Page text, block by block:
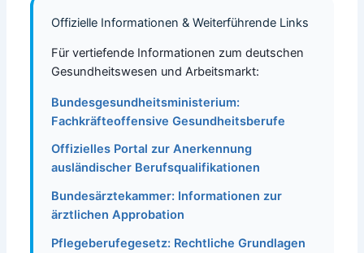
Offizielle Informationen & Weiterführende Links
Für vertiefende Informationen zum deutschen
Gesundheitswesen und Arbeitsmarkt:
Bundesgesundheitsministerium:
Fachkräfteoffensive Gesundheitsberufe
Offizielles Portal zur Anerkennung
ausländischer Berufsqualifikationen
Bundesärztekammer: Informationen zur
ärztlichen Approbation
Pflegeberufegesetz: Rechtliche Grundlagen